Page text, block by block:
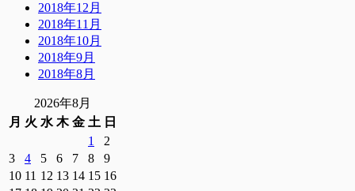
2018年12月
2018年11月
2018年10月
2018年9月
2018年8月
2026年8月
月 火 水 木 金 土 日
1
2
3
4 5 6 7 8
9
10 11 12 13 14 15 16